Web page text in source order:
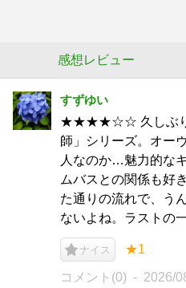
感想レビュー
すずゆい
★★★★☆☆ 久しぶり
師」シリーズ。オー
人なのか…魅力的な
ムバスとの関係も好
た通りの流れで、う
ないよね。ラストの
ナイス ★1
コメント(0) 2026/